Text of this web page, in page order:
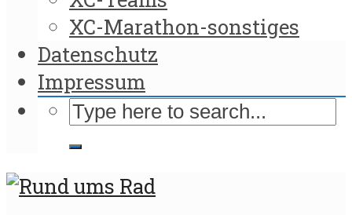
XC-Marathon-sonstiges
Datenschutz
Impressum